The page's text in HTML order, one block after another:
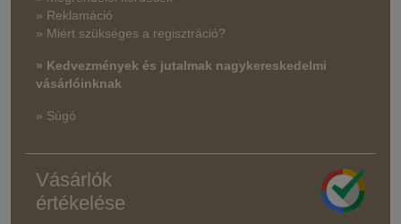
» Reklamáció
» Miért szükséges a regisztráció?
» Kedvezmények és jutalmak nagykereskedelmi
vásárlóinknak
» Súgó
Vásárlók
értékelése